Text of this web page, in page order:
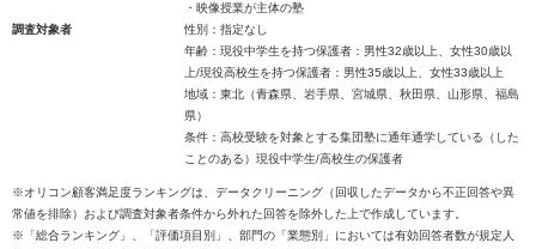
・映像授業が主体の塾
調査対象者
性別：指定なし
年齢：現役中学生を持つ保護者：男性32歳以上、女性30歳以
上/現役高校生を持つ保護者：男性35歳以上、女性33歳以上
地域：東北（青森県、岩手県、宮城県、秋田県、山形県、福島
県）
条件：高校受験を対象とする集団塾に通年通学している（した
ことのある）現役中学生/高校生の保護者
※オリコン顧客満足度ランキングは、データクリーニング（回収したデータから不正回答や異
常値を排除）および調査対象者条件から外れた回答を除外した上で作成しています。
※「総合ランキング」、「評価項目別」、部門の「業態別」においては有効回答者数が規定人